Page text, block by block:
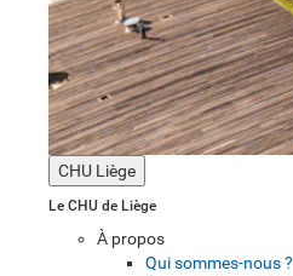
CHU Liège
Le CHU de Liège
À propos
Qui sommes-nous ?